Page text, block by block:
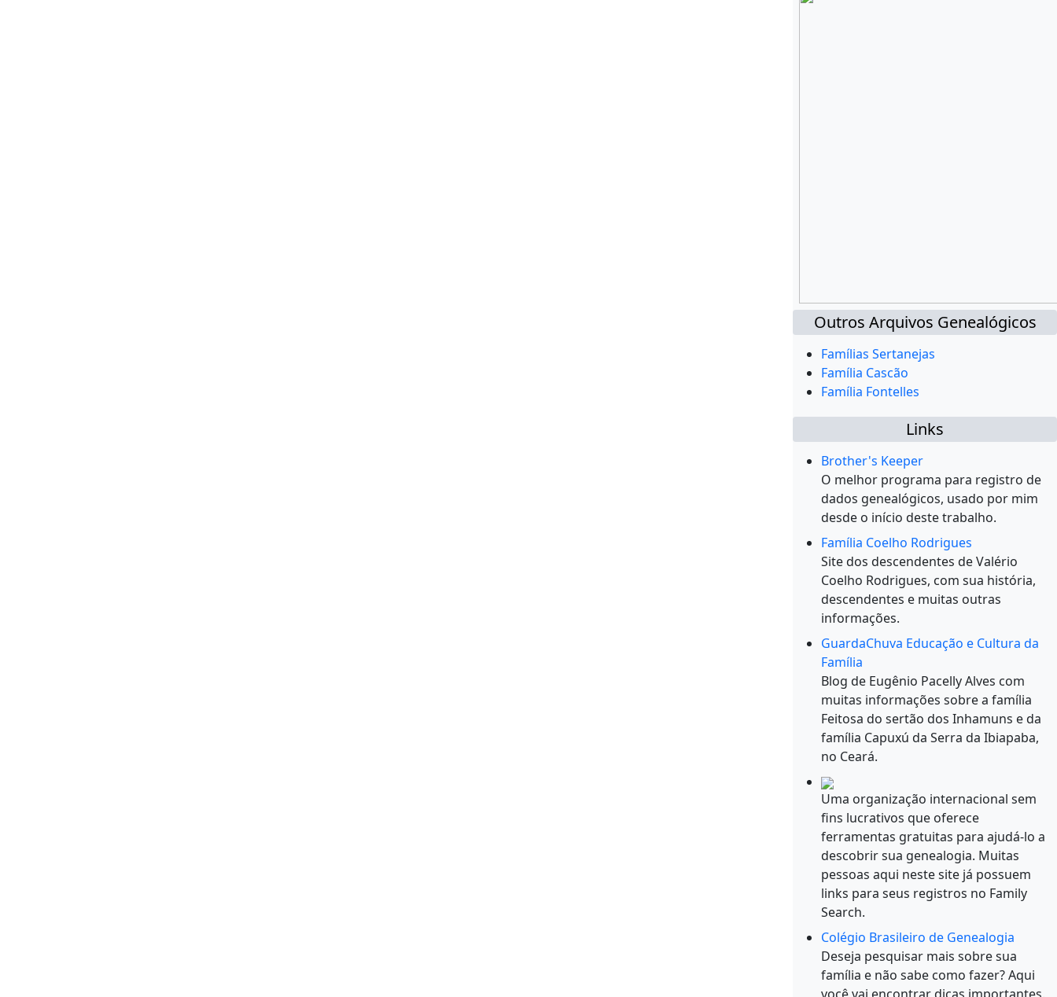
Outros Arquivos Genealógicos
Famílias Sertanejas
Família Cascão
Família Fontelles
Links
Brother's Keeper
O melhor programa para registro de
dados genealógicos, usado por mim
desde o início deste trabalho.
Família Coelho Rodrigues
Site dos descendentes de Valério
Coelho Rodrigues, com sua história,
descendentes e muitas outras
informações.
GuardaChuva Educação e Cultura da
Família
Blog de Eugênio Pacelly Alves com
muitas informações sobre a família
Feitosa do sertão dos Inhamuns e da
família Capuxú da Serra da Ibiapaba,
no Ceará.
Uma organização internacional sem
fins lucrativos que oferece
ferramentas gratuitas para ajudá-lo a
descobrir sua genealogia. Muitas
pessoas aqui neste site já possuem
links para seus registros no Family
Search.
Colégio Brasileiro de Genealogia
Deseja pesquisar mais sobre sua
família e não sabe como fazer? Aqui